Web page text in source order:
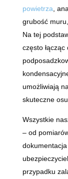
powietrza ,
grubość
Na tej
często
umożliwiają
skuteczne
Wszystkie
– od
przypadku